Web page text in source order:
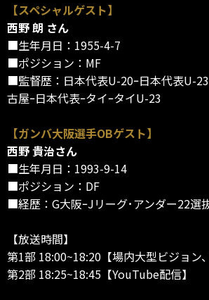
【スペシャルゲスト】
西野 朗 さん
■生年月日：1955-4-7
■ポジション：MF
■監督歴：日本代表U-20ｰ日本代表U-
古屋ｰ日本代表ｰタイｰタイU-23
【ガンバ大阪選手OBゲスト】
西野 貴治さん
■生年月日：1993-9-14
■ポジション：DF
■経歴：G大阪ｰJリーグ･アンダー22選
【放送時間】
第1部 18:00~18:20【場内大型ビジョン
第2部 18:25~18:45【YouTube配信】